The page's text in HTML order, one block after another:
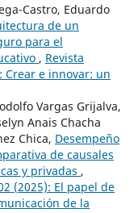
Castro, Eduardo
de un
para el
, Revista
Crear e innovar: un
Vargas Grijalva,
Anais Chacha
Chica, Desempeño
de causales
y privadas ,
(2025): El papel de
de la